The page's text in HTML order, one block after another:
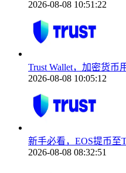
2026-08-08 10:51:22
Trust Wallet，加密货币
2026-08-08 10:05:12
新手必看，EOS提币至
2026-08-08 08:32:51